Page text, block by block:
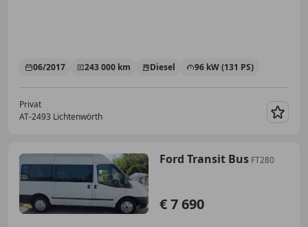
06/2017 243 000 km Diesel 96 kW (131 PS)
Privat
AT-2493 Lichtenwörth
Ford Transit Bus FT280
€ 7 690